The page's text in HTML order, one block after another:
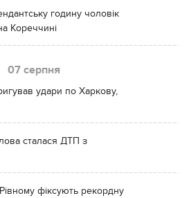
годину чоловік
Кореччині
07 серпня
удари по Харкову,
сталася ДТП з
фіксують рекордну